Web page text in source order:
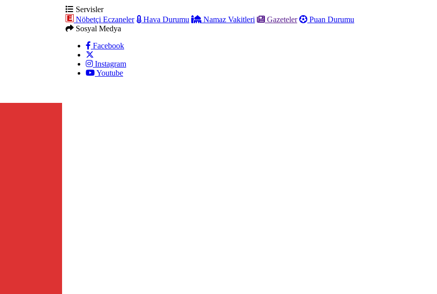
Servisler
Nöbetçi Eczaneler
Hava Durumu Namaz Vakitleri Gazeteler
Puan Durumu
Sosyal Medya
Facebook
Instagram
Youtube